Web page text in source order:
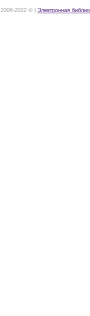
2008-2022 © | Электронная